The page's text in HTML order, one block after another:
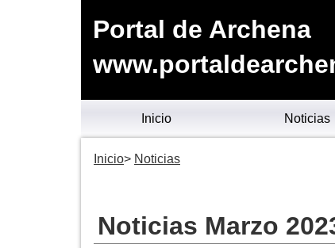
Portal de Archena
Inicio Noticias
Inicio Noticias
Noticias Marzo